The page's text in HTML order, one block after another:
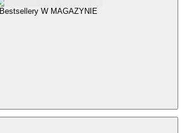
Bestsellery W MAGAZYNIE